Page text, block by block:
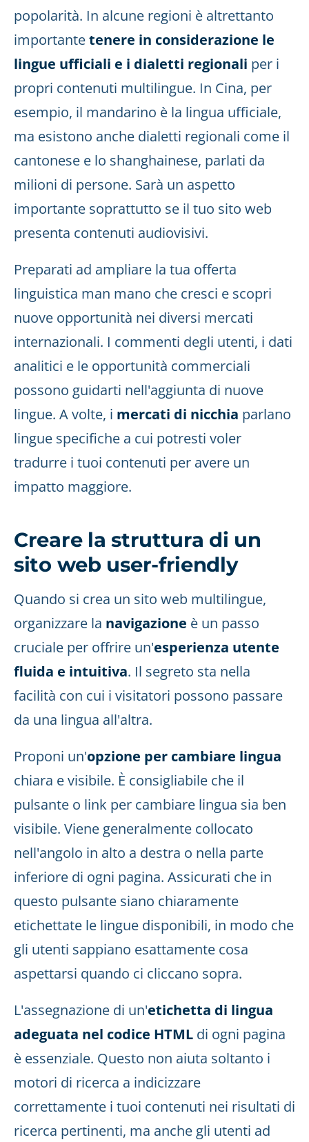
popolarità. In alcune regioni è altrettanto
importantetenere in considerazione le
lingue ufficiali e i dialetti regionali per i
propri contenuti multilingue. In Cina, per
esempio, il mandarino è la lingua ufficiale,
ma esistono anche dialetti regionali come il
cantonese e lo shanghainese, parlati da
milioni di persone. Sarà un aspetto
importante soprattutto se il tuo sito web
presenta contenuti audiovisivi.
Preparati ad ampliare la tua offerta
linguistica man mano che cresci e scopri
nuove opportunità nei diversi mercati
internazionali. I commenti degli utenti, i dati
analitici e le opportunità commerciali
possono guidarti nell'aggiunta di nuove
lingue. A volte, i mercati di nicchia parlano
lingue specifiche a cui potresti voler
tradurre i tuoi contenuti per avere un
impatto maggiore.
Creare la struttura di un
sito web user-friendly
Quando si crea un sito web multilingue,
organizzare la navigazione è un passo
cruciale per offrire un'esperienza utente
fluida e intuitiva. Il segreto sta nella
facilità con cui i visitatori possono passare
da una lingua all'altra.
Proponi un'opzione per cambiare lingua
chiara e visibile. È consigliabile che il
pulsante o link per cambiare lingua sia ben
visibile. Viene generalmente collocato
nell'angolo in alto a destra o nella parte
inferiore di ogni pagina. Assicurati che in
questo pulsante siano chiaramente
etichettate le lingue disponibili, in modo che
gli utenti sappiano esattamente cosa
aspettarsi quando ci cliccano sopra.
L'assegnazione di un'etichetta di lingua
adeguata nel codice HTML di ogni pagina
è essenziale. Questo non aiuta soltanto i
motori di ricerca a indicizzare
correttamente i tuoi contenuti nei risultati di
ricerca pertinenti, ma anche gli utenti ad